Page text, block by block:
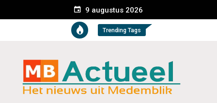
9 augustus 2026
Trending Tags